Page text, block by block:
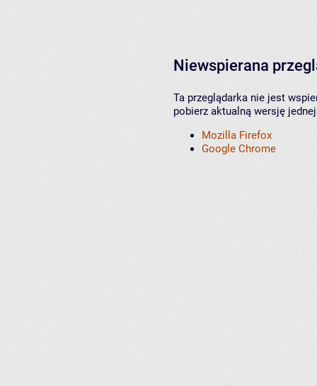
Niewspierana
Ta przeglądarka nie jest
pobierz aktualną wersję
Mozilla Firefox
Google Chrome